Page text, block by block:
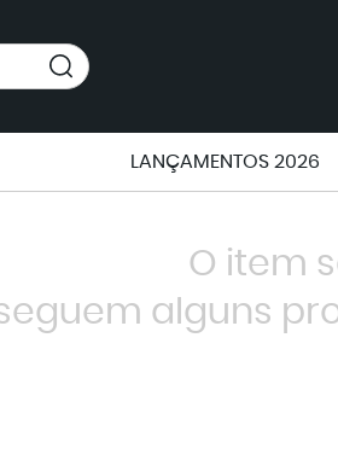
LANÇAMENTOS 2026
O item
alguns